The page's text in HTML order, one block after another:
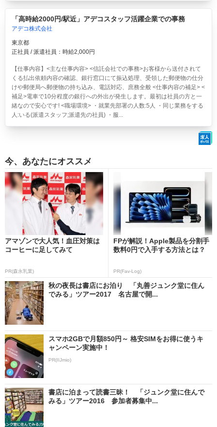
「高時給2000円/駅近」アデコスタッフ活躍企業での事務
アデコ株式会社
東京都
正社員 / 派遣社員：時給2,000円
【仕事内容】<主な仕事内容> <信託会社での事務>お客様から送付されて
くる払出依頼内容の確認、銀行窓口にて振込処理、受領した郵便物の仕分
けや郵便局へ郵便物の持ち込み、電話対応、庶務全般 <仕事内容の補足> <
補足>電車で10分程度の銀行への外出が発生します。最初は社員の方と一
緒なので安心です! <職場環境> ・就業先部署の人数:5人 ・同じ業務をする
人:いる(派遣スタッフ;派遣先の社員) ・服...
今、あなたにオススメ
アマゾンで大人気！血圧対策は
コーヒーに足してみて
PR(森永乳業)
FPが解説！Apple製品を分割手
数料0円で入手する方法とは？
PR(Fav-Log)
秋の夜長は書店にお泊り 「丸善ジュンク堂に住ん
でみる」ツアー2017 名古屋で開...
スマホ2GBで月額850円～ 格安SIMをお得に使うキ
ャンペーン実施中！
PR(IIJmio)
書店に泊まって読書三昧！ 「ジュンク堂に住んで
みる」ツアー2016 参加者募集中...